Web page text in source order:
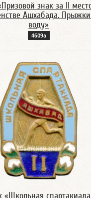
знак за II
Ашхабада.
воду»
4609а
«Школьная